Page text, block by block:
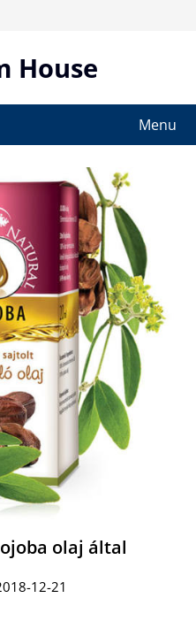
House
Menu
olaj által
12-21